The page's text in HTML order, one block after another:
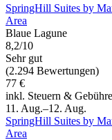
SpringHill Suites by
Area
Blaue Lagune
8,2/10
Sehr gut
(2.294 Bewertungen)
77 €
inkl. Steuern &
11. Aug.–12. Aug.
SpringHill Suites by
Area